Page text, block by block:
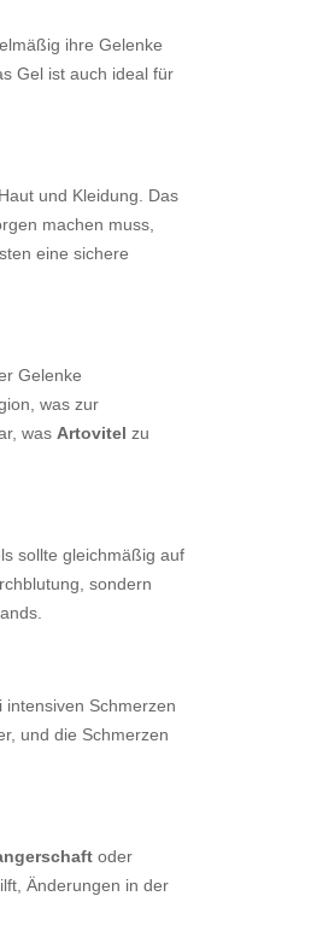
ihre Gelenke
Gel ist auch ideal für
und Kleidung. Das
machen muss,
eine sichere
Gelenke
was zur
was Artovitel zu
sollte gleichmäßig auf
sondern
intensiven Schmerzen
und die Schmerzen
oder
Änderungen in der